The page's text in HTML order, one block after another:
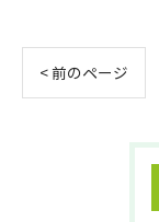
< 前のページ